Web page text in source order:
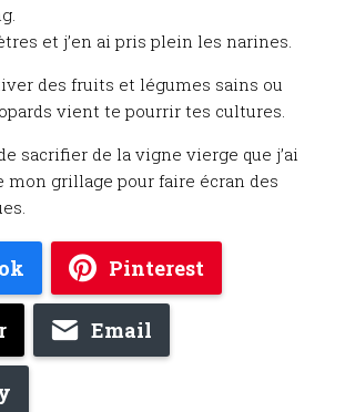
et j’en ai pris plein les narines.
des fruits et légumes sains ou
vient te pourrir tes cultures.
sacrifier de la vigne vierge que j’ai
mon grillage pour faire écran des
Pinterest
Email